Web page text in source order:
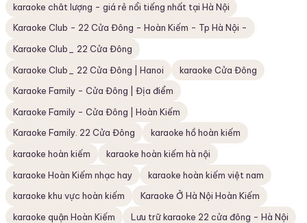
karaoke chât lượng - giá rẻ nổi tiếng nhất tại Hà Nội
Karaoke Club - 22 Cửa Đông - Hoàn Kiếm - Tp Hà Nội -
Karaoke Club_ 22 Cửa Đông
Karaoke Club_ 22 Cửa Đông | Hanoi
karaoke Cửa Đông
Karaoke Family - Cửa Đông | Địa điểm
Karaoke Family - Cửa Đông | Hoàn Kiếm
Karaoke Family. 22 Cửa Đông
karaoke hồ hoàn kiếm
karaoke hoàn kiếm
karaoke hoàn kiếm hà nội
karaoke Hoàn Kiếm nhạc hay
karaoke hoàn kiếm việt nam
karaoke khu vực hoàn kiếm
Karaoke Ở Hà Nội Hoàn Kiếm
karaoke quận Hoàn Kiếm
Lưu trữ karaoke 22 cửa đông - Hà Nội